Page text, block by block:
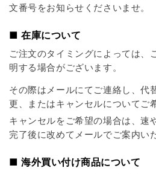
文番号をお知らせくださいませ。
■ 在庫について
ご注文のタイミングによっては、
明する場合がございます。
その際はメールにてご連絡し、代
更、またはキャンセルについてご
キャンセルをご希望の場合は、速
完了後に改めてメールでご案内い
■ 海外買い付け商品について